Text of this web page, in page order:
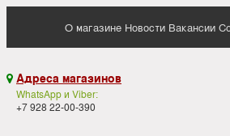
О магазине Новости Вакансии
 Адреса магазинов
WhatsApp и Viber:
+7 928 22-00-390